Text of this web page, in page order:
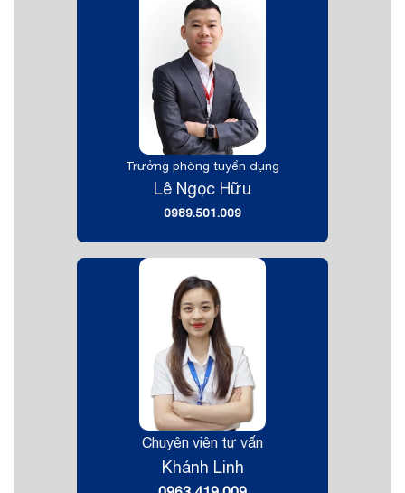
Trưởng phòng tuyển dụng
Lê Ngọc Hữu
0989.501.009
Chuyên viên tư vấn
Khánh Linh